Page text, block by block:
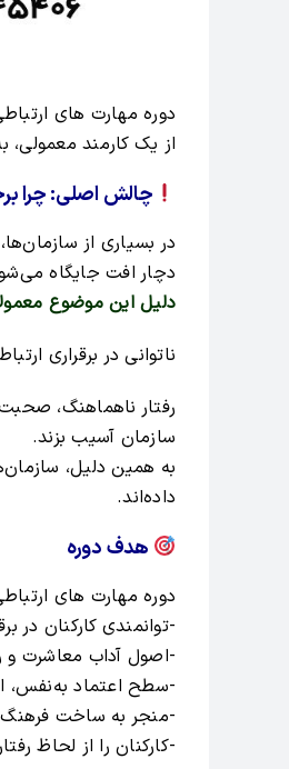
دوره مهارت های
از یک کارمند معمولی،
چالش اصلی: چرا
در بسیاری از
دچار افت جایگاه
دلیل این موضوع
ناتوانی در برقراری
رفتار ناهماهنگ،
سازمان آسیب بزند.
به همین دلیل،
داده‌اند.
هدف دوره
دوره مهارت های
-توانمندی کارکنان در
-اصول آداب معاشرت و
-سطح اعتماد به‌نفس،
-منجر به ساخت فرهنگ
-کارکنان را از لحاظ